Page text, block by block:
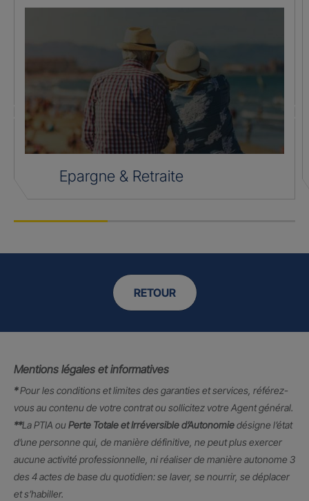
Epargne & Retraite
RETOUR
Mentions légales et informatives
*Pour les conditions et limites des garanties et services, référez-
vous au contenu de votre contrat ou sollicitez votre Agent général.
**La PTIA ou Perte Totale et Irréversible d’Autonomiedésigne l’état
d’une personne qui, de manière définitive, ne peut plus exercer
aucune activité professionnelle, ni réaliser de manière autonome 3
des 4 actes de base du quotidien: se laver, se nourrir, se déplacer
et s’habiller.